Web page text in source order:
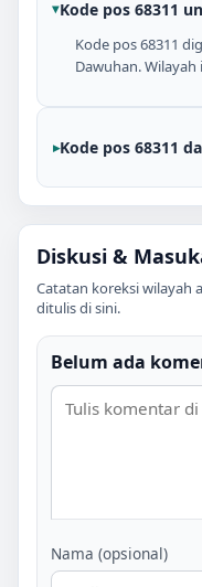
Kode pos 68311
Kode pos 68311
Dawuhan.
Kode pos 68311
Diskusi &
Catatan koreksi wilayah
ditulis di sini.
Belum ada
Nama (opsional)